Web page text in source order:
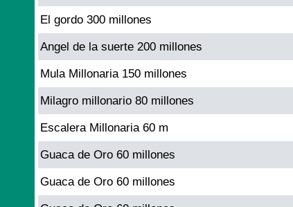
El gordo 300 millones
Angel de la suerte 200 millones
Mula Millonaria 150 millones
Milagro millonario 80 millones
Escalera Millonaria 60 m
Guaca de Oro 60 millones
Guaca de Oro 60 millones